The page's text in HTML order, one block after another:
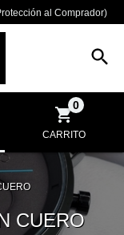
al Comprador)
CARRITO
0
CUERO